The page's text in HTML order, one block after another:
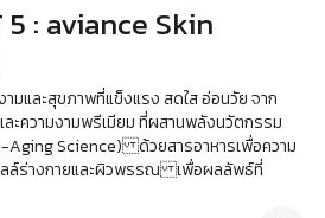
: aviance Skin
มและสุขภาพที่แข็งแรง สดใส อ่อนวัย จาก
ะความงามพรีเมียม ที่ผสานพลังนวัตกรรม
Aging Science) ด้วยสารอาหารเพื่อความ
ลล์ร่างกายและผิวพรรณ เพื่อผลลัพธ์ที่